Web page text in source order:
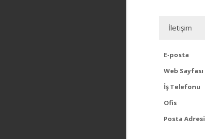
İletişim
E-posta
Web Sayfası
İş Telefonu
Ofis
Posta Adresi